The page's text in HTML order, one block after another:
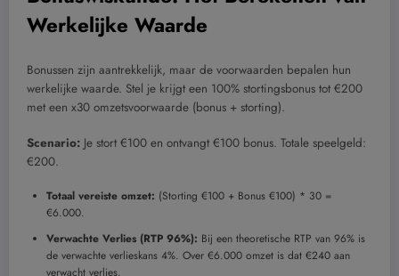
Werkelijke Waarde
Bonussen zijn aantrekkelijk, maar de voorwaarden bepalen hun
werkelijke waarde. Stel je krijgt een 100% stortingsbonus tot €200
met een x30 omzetsvoorwaarde (bonus + storting).
Scenario: Je stort €100 en ontvangt €100 bonus. Totale speelgeld:
€200.
Totaal vereiste omzet: (Storting €100 + Bonus €100) * 30 =
€6.000.
Verwachte Verlies (RTP 96%): Bij een theoretische RTP van 96% is
de verwachte verlieskans 4%. Over €6.000 omzet is dat €240 aan
verwacht verlies.